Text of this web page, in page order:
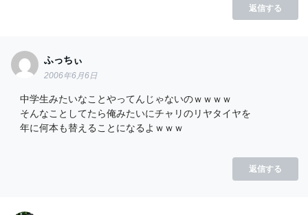
返信する
ふっちぃ
2006年6月6日
中学生みたいなことやってんじゃないのｗｗｗｗ
そんなことしてたら俺みたいにチャリのリヤタイヤを
年に何本も替えることになるよｗｗｗ
返信する